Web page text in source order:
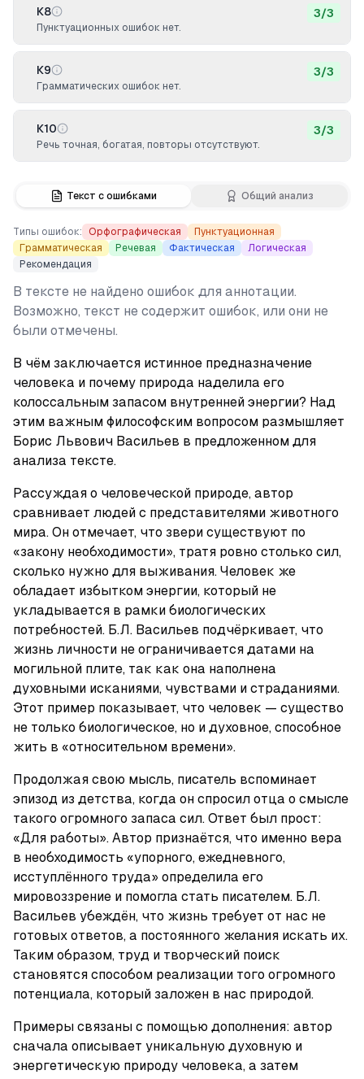
Текст с ошибками Общий анализ
Типы ошибок: Орфографическая
Пунктуационная
Грамматическая
Речевая Фактическая
Логическая
Рекомендация
В тексте не найдено ошибок для аннотации.
Возможно, текст не содержит ошибок, или они не
были отмечены.
В чём заключается истинное предназначение
человека и почему природа наделила его
колоссальным запасом внутренней энергии? Над
этим важным философским вопросом размышляет
Борис Львович Васильев в предложенном для
анализа тексте.
Рассуждая о человеческой природе, автор
сравнивает людей с представителями животного
мира. Он отмечает, что звери существуют по
«закону необходимости», тратя ровно столько сил,
сколько нужно для выживания. Человек же
обладает избытком энергии, который не
укладывается в рамки биологических
потребностей. Б.Л. Васильев подчёркивает, что
жизнь личности не ограничивается датами на
могильной плите, так как она наполнена
духовными исканиями, чувствами и страданиями.
Этот пример показывает, что человек — существо
не только биологическое, но и духовное, способное
жить в «относительном времени».
Продолжая свою мысль, писатель вспоминает
эпизод из детства, когда он спросил отца о смысле
такого огромного запаса сил. Ответ был прост:
«Для работы». Автор признаётся, что именно вера
в необходимость «упорного, ежедневного,
исступлённого труда» определила его
мировоззрение и помогла стать писателем. Б.Л.
Васильев убеждён, что жизнь требует от нас не
готовых ответов, а постоянного желания искать их.
Таким образом, труд и творческий поиск
становятся способом реализации того огромного
потенциала, который заложен в нас природой.
Примеры связаны с помощью дополнения: автор
сначала описывает уникальную духовную и
энергетическую природу человека, а затем
К8
Пунктуационных ошибок нет.
3/3
К9
Грамматических ошибок нет.
3/3
К10
Речь точная, богатая, повторы отсутствуют.
3/3